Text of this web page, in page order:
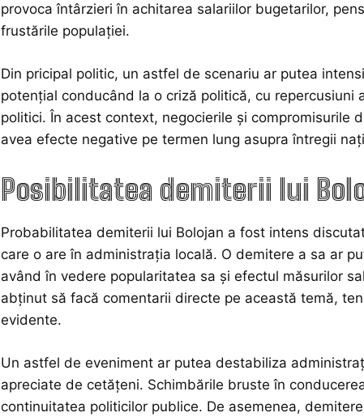
provoca întârzieri în achitarea salariilor bugetarilor,
frustările populației.
Din pricipal politic, un astfel de scenariu ar putea
potențial conducând la o criză politică, cu
politici. În acest context, negocierile și compromisurile
avea efecte negative pe termen lung asupra întregii
Posibilitatea demiterii lui
Probabilitatea demiterii lui Bolojan a fost intens
care o are în administrația locală. O demitere a sa ar
având în vedere popularitatea sa și efectul măsurilor
abținut să facă comentarii directe pe această temă,
evidente.
Un astfel de eveniment ar putea destabiliza
apreciate de cetățeni. Schimbările bruste în
continuitatea politicilor publice. De asemenea,